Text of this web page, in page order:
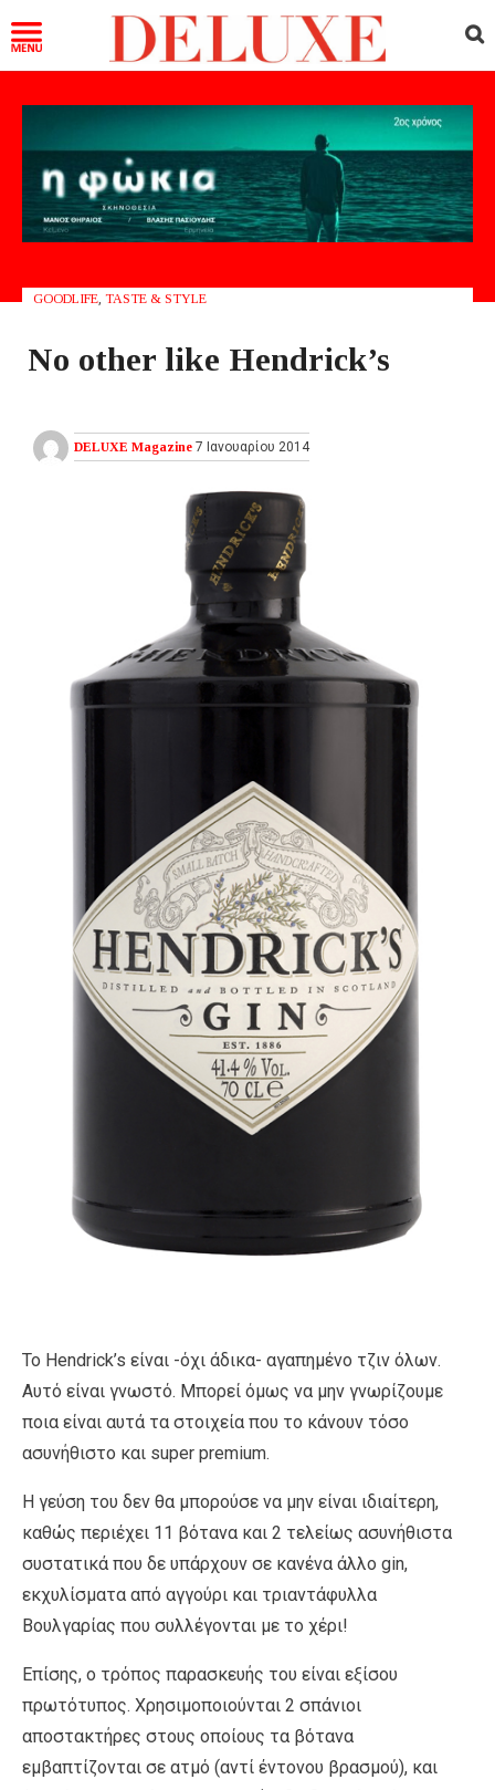
GOODLIFE TASTE & STYLE
No other like Hendrick’s
DELUXE Magazine 7 Ιανουαρίου 2014
Το Hendrick’s είναι -όχι άδικα- αγαπημένο τζιν όλων.
Αυτό είναι γνωστό. Μπορεί όμως να μην γνωρίζουμε
ποια είναι αυτά τα στοιχεία που το κάνουν τόσο
ασυνήθιστο και super premium.
Η γεύση του δεν θα μπορούσε να μην είναι ιδιαίτερη,
καθώς περιέχει 11 βότανα και 2 τελείως ασυνήθιστα
συστατικά που δε υπάρχουν σε κανένα άλλο gin,
εκχυλίσματα από αγγούρι και τριαντάφυλλα
Βουλγαρίας που συλλέγονται με το χέρι!
Επίσης, ο τρόπος παρασκευής του είναι εξίσου
πρωτότυπος. Χρησιμοποιούνται 2 σπάνιοι
αποστακτήρες στους οποίους τα βότανα
εμβαπτίζονται σε ατμό (αντί έντονου βρασμού), και